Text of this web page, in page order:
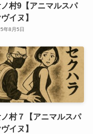
村9【アニマルスパ
イヌ】
年8月5日
村７【アニマルスパ
イヌ】